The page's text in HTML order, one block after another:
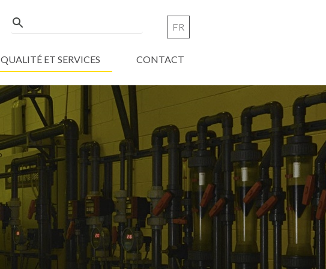
FR
QUALITÉ ET SERVICES CONTACT